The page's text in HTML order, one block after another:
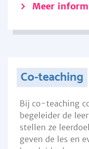
Meer
Co-teaching
Bij co-teaching
begeleider de
stellen ze
geven de les en